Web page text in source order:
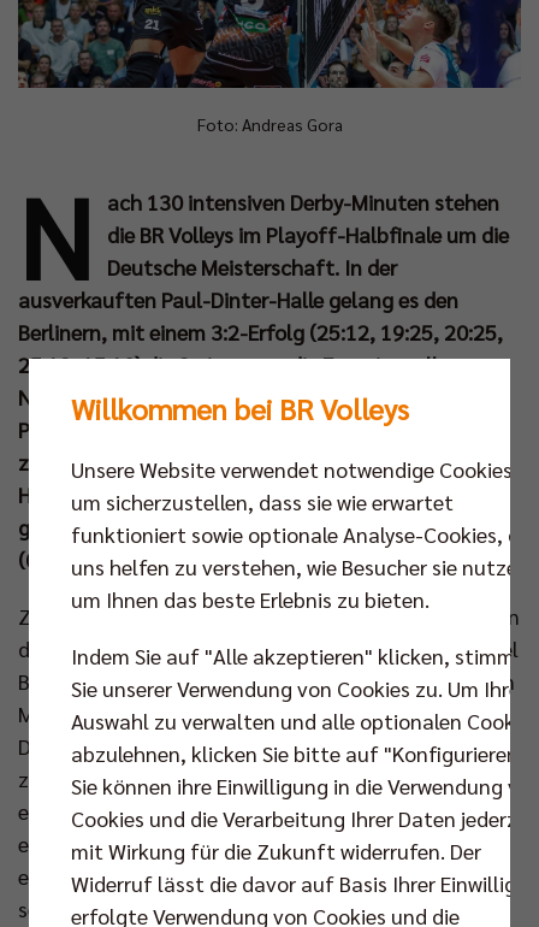
Foto: Andreas Gora
N
ach 130 intensiven Derby-Minuten stehen
die BR Volleys im Playoff-Halbfinale um die
Deutsche Meisterschaft. In der
ausverkauften Paul-Dinter-Halle gelang es den
Berlinern, mit einem 3:2-Erfolg (25:12, 19:25, 20:25,
25:13, 15:10) die Serie gegen die Energiequelle
Netzhoppers KW für sich zu entscheiden. Mit 30
Punkten führte Jake Hanes seine Mannschaft dabei
zum Auswärtssieg. Im Halbfinale warten nun die
Helios Grizzlys Giesen und Tickets für die beiden
garantierten Heimspiele in der „best of five“-Serie
(05. Apr und 13. Apr) sind jetzt erhältlich.
Zum zweiten Spiel der Playoff-Viertelfinalserie gegen
die Energiequelle Netzhoppers KW setzte Trainer Joel
Banks auf seine gewohnte Stammformation und den
Mittelblock bildeten Florian Krage und Tobias Krick.
Den besseren Einstieg in den ersten Satz fanden
zunächst die Berliner, doch den Gastgebern gelang
es den ersten kleinen Rückstand schnell wieder
einzuholen (6:5). Moritz Reichert punktete mit dem
ersten Ass (11:7), doch vor allem Jake Hanes zeigte
sein Können im Aufschlag. Eine Zehn-Punkte-
Willkommen bei BR Volleys
Unsere Website verwendet notwendige Cookies,
um sicherzustellen, dass sie wie erwartet
funktioniert sowie optionale Analyse-Cookies, die
uns helfen zu verstehen, wie Besucher sie nutzen,
um Ihnen das beste Erlebnis zu bieten.
Indem Sie auf "Alle akzeptieren" klicken, stimmen
Sie unserer Verwendung von Cookies zu. Um Ihre
Auswahl zu verwalten und alle optionalen Cookies
abzulehnen, klicken Sie bitte auf "Konfigurieren".
Sie können ihre Einwilligung in die Verwendung
Cookies und die Verarbeitung Ihrer Daten
mit Wirkung für die Zukunft widerrufen. Der
Widerruf lässt die davor auf Basis Ihrer
erfolgte Verwendung von Cookies und die